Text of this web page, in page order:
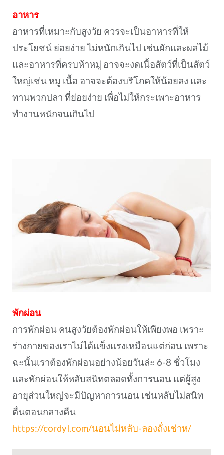
อาหาร
อาหารที่เหมาะกับสูงวัย ควรจะเป็นอาหารที่ให้
ประโยชน์ ย่อยง่าย ไม่หนักเกินไป เช่นผักและผลไม้
และอาหารที่ครบห้าหมู่ อาจจะงดเนื้อสัตว์ที่เป็นสัตว์
ใหญ่เช่น หมู เนื้อ อาจจะต้องบริโภคให้น้อยลง และ
ทานพวกปลา ที่ย่อยง่าย เพื่อไม่ให้กระเพาะอาหาร
ทำงานหนักจนเกินไป
พักผ่อน
การพักผ่อน คนสูงวัยต้องพักผ่อนให้เพียงพอ เพราะ
ร่างกายของเราไม่ได้แข็งแรงเหมือนแต่ก่อน เพราะ
ฉะนั้นเราต้องพักผ่อนอย่างน้อยวันล่ะ 6-8 ชั่วโมง
และพักผ่อนให้หลับสนิทตลอดทั้งการนอน แต่ผู้สูง
อายุส่วนใหญ่จะมีปัญหาการนอน เช่นหลับไม่สนิท
ตื่นตอนกลางคืน
https://cordyl.com/นอนไม่หลับ-ลองถั่งเช่าห/